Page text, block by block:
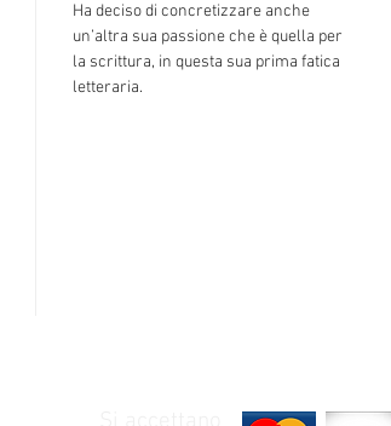
Ha deciso di concretizzare anche
un’altra sua passione che è quella per
la scrittura, in questa sua prima fatica
letteraria.